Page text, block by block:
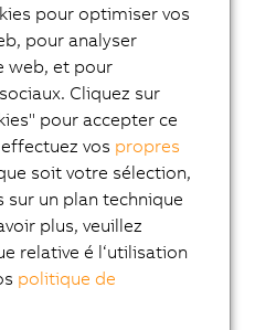
pour optimiser vos
pour analyser
web, et pour
Cliquez sur
pour accepter ce
vos propres
soit votre sélection,
sur un plan technique
plus, veuillez
relative é l‘utilisation
politique de